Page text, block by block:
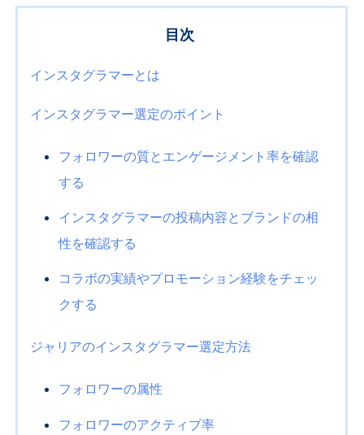
目次
インスタグラマーとは
インスタグラマー選定のポイント
フォロワーの質とエンゲージメント率を確認
する
インスタグラマーの投稿内容とブランドの相
性を確認する
コラボの実績やプロモーション経験をチェッ
クする
ジャリアのインスタグラマー選定方法
フォロワーの属性
フォロワーのアクティブ率